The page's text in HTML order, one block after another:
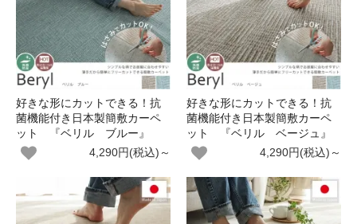
好きな形にカットできる！抗
菌機能付き日本製簡敷カーペ
ット 『ベリル ブルー』
4,290円(税込)～
好きな形にカットできる！抗
菌機能付き日本製簡敷カーペ
ット 『ベリル ベージュ』
4,290円(税込)～